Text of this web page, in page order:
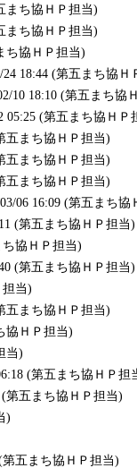
まち協ＨＰ担当)
まち協ＨＰ担当)
ち協ＨＰ担当)
24 18:44 (第五まち協Ｈ
10 18:10 (第五まち協
05:25 (第五まち協ＨＰ
五まち協ＨＰ担当)
五まち協ＨＰ担当)
五まち協ＨＰ担当)
06 16:09 (第五まち協
(第五まち協ＨＰ担当)
ち協ＨＰ担当)
(第五まち協ＨＰ担当)
担当)
五まち協ＨＰ担当)
協ＨＰ担当)
当)
(第五まち協ＨＰ担
(第五まち協ＨＰ担当)
)
第五まち協ＨＰ担当)